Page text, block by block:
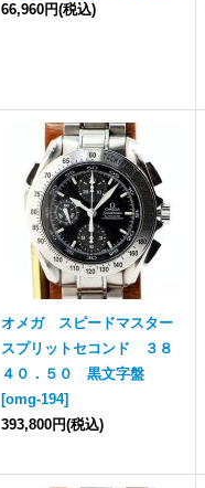
66,960円(税込)
オメガ スピードマスター
スプリットセコンド ３８
４０．５０ 黒文字盤
[omg-194]
393,800円(税込)